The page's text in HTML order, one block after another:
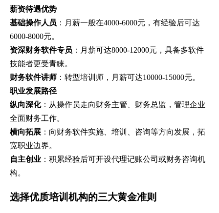
薪资待遇优势
基础操作人员 ：月薪一般在4000-6000元，有经验后可达
6000-8000元。
资深财务软件专员 ：月薪可达8000-12000元，具备多软件
技能者更受青睐。
财务软件讲师 ：转型培训师，月薪可达10000-15000元。
职业发展路径
纵向深化：从操作员走向财务主管、财务总监，管理企业
全面财务工作。
横向拓展 ：向财务软件实施、培训、咨询等方向发展，拓
宽职业边界。
自主创业 ：积累经验后可开设代理记账公司或财务咨询机
构。
选择优质培训机构的三大黄金准则